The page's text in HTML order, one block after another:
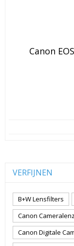
Canon
VERFIJNEN
B+W Lensfilters
Canon
Canon Digitale